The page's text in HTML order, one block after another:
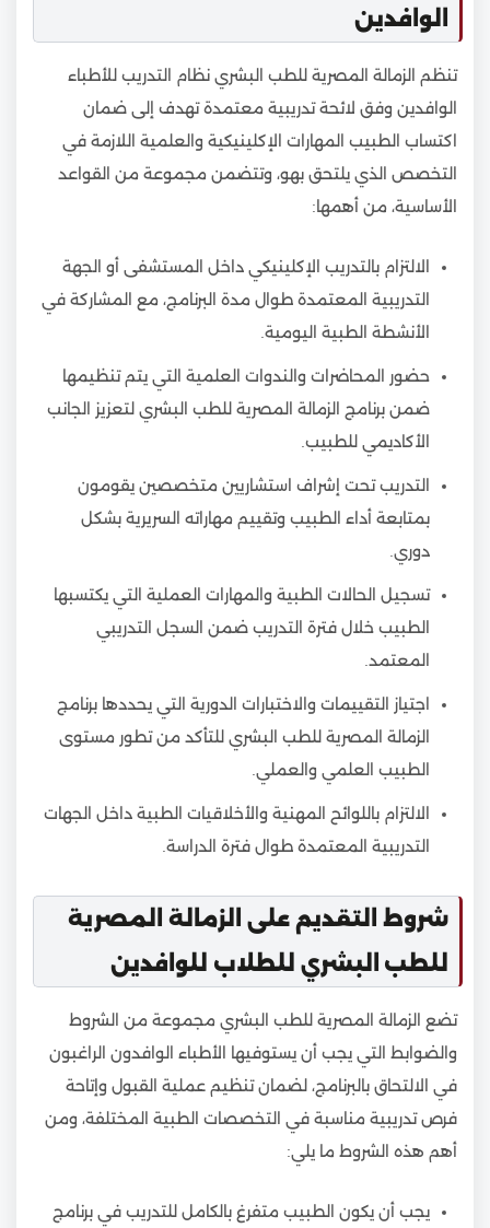
الوافدين
تنظم الزمالة المصرية للطب البشري نظام التدريب للأطباء
الوافدين وفق لائحة تدريبية معتمدة تهدف إلى ضمان
اكتساب الطبيب المهارات الإكلينيكية والعلمية اللازمة في
التخصص الذي يلتحق بهو، وتتضمن مجموعة من القواعد
الأساسية، من أهمها:
الالتزام بالتدريب الإكلينيكي داخل المستشفى أو الجهة
التدريبية المعتمدة طوال مدة البرنامج، مع المشاركة في
الأنشطة الطبية اليومية.
حضور المحاضرات والندوات العلمية التي يتم تنظيمها
ضمن برنامج الزمالة المصرية للطب البشري لتعزيز الجانب
الأكاديمي للطبيب.
التدريب تحت إشراف استشاريين متخصصين يقومون
بمتابعة أداء الطبيب وتقييم مهاراته السريرية بشكل
دوري.
تسجيل الحالات الطبية والمهارات العملية التي يكتسبها
الطبيب خلال فترة التدريب ضمن السجل التدريبي
المعتمد.
اجتياز التقييمات والاختبارات الدورية التي يحددها برنامج
الزمالة المصرية للطب البشري للتأكد من تطور مستوى
الطبيب العلمي والعملي.
الالتزام باللوائح المهنية والأخلاقيات الطبية داخل الجهات
التدريبية المعتمدة طوال فترة الدراسة.
شروط التقديم على الزمالة المصرية
للطب البشري للطلاب للوافدين
تضع الزمالة المصرية للطب البشري مجموعة من الشروط
والضوابط التي يجب أن يستوفيها الأطباء الوافدون الراغبون
في الالتحاق بالبرنامج، لضمان تنظيم عملية القبول وإتاحة
فرص تدريبية مناسبة في التخصصات الطبية المختلفة، ومن
أهم هذه الشروط ما يلي:
يجب أن يكون الطبيب متفرغ بالكامل للتدريب في برنامج